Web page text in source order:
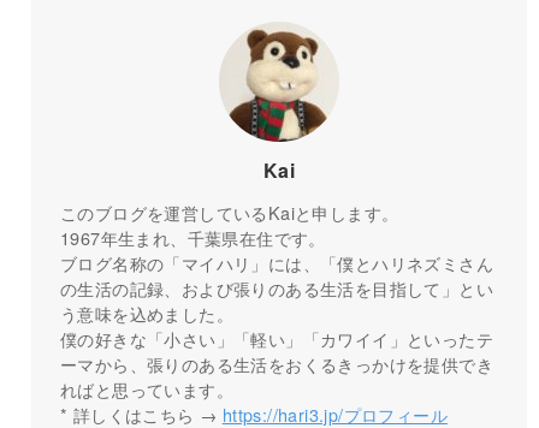
Kai
このブログを運営しているKaiと申します。
1967年生まれ、千葉県在住です。
ブログ名称の「マイハリ」には、「僕とハリネズミさん
の生活の記録、および張りのある生活を目指して」とい
う意味を込めました。
僕の好きな「小さい」「軽い」「カワイイ」といったテ
ーマから、張りのある生活をおくるきっかけを提供でき
ればと思っています。
* 詳しくはこちら → https://hari3.jp/プロフィール